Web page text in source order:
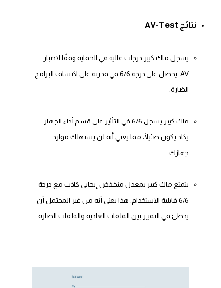
نتائج AV-Test
يسجل ماك كيبر درجات عالية في الحماية وفقًا لاختبار
AV. يحصل على درجة 6/6 في قدرته على اكتشاف البرامج
الضارة.
ماك كيبر يسجل 6/6 في التأثير على قسم أداء الجهاز
يكاد يكون ضئيلًا، مما يعني أنه لن يستهلك موارد
جهازك.
يتمتع ماك كيبر بمعدل منخفض إيجابي كاذب مع درجة
6/6 قابلية الاستخدام. هذا يعني أنه من غير المحتمل أن
يخطئ في التمييز بين الملفات العادية والملفات الضارة.